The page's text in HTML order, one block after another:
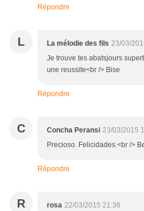
Répondre
L La mélodie des fils 23/03/
Je trouve tes abatsjours
une reussite<br /> Bise
Répondre
C Concha Peransi 23/03/2015
Precioso. Felicidades.<br />
Répondre
R rosa 22/03/2015 21:38